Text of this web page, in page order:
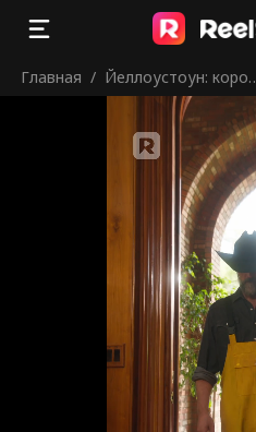
Главная / Йеллоустоун: корол
ь Монтаны